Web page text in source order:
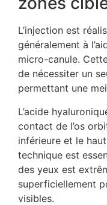
L’injection est
généralement à
micro-canule.
de nécessiter un
permettant une
L’acide
contact de l’os
inférieure et le
technique est
des yeux est
superficiellement
visibles.